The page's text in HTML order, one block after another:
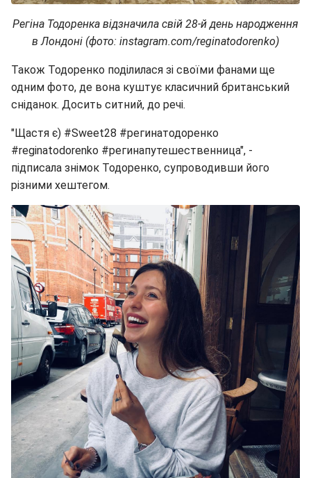
Регіна Тодоренка відзначила свій 28-й день народження
в Лондоні (фото: instagram.com/reginatodorenko)
Також Тодоренко поділилася зі своїми фанами ще
одним фото, де вона куштує класичний британський
сніданок. Досить ситний, до речі.
"Щастя є) #Sweet28 #регинатодоренко
#reginatodorenko #регинапутешественница", -
підписала знімок Тодоренко, супроводивши його
різними хештегом.